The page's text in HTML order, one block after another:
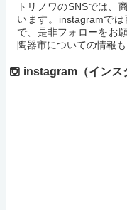
トリノワのSNSでは、
います。instagramで
で、是非フォローをお
陶器市についての情報
instagram（インス